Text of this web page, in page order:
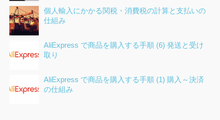
個人輸入にかかる関税・消費税の計算と支払いの
仕組み
AliExpress で商品を購入する手順 (6) 発送と受け
取り
AliExpress で商品を購入する手順 (1) 購入～決済
の仕組み